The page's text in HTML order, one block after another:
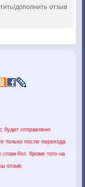
дополнить отзыв
будет отправлено
только после перехода
бот. Кроме того на
отзыв.